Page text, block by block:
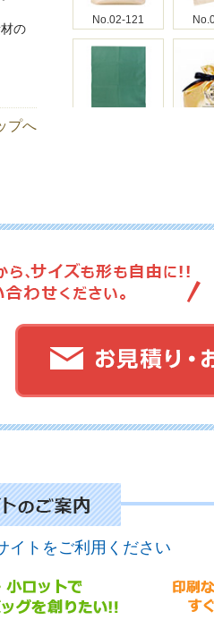
の
プへ
No.02-121
No.02-112
No.02-108
No.02-105
イトをご利用ください